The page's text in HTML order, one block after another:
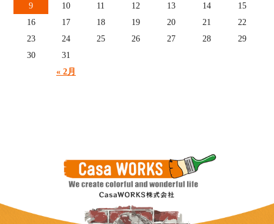
« 2月
9
10 11 12 13 14
15
16
17 18 19 20 21
22
23
24 25 26 27 28
29
30
31